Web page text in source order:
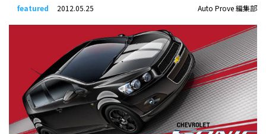
featured 2012.05.25 Auto Prove 編集部